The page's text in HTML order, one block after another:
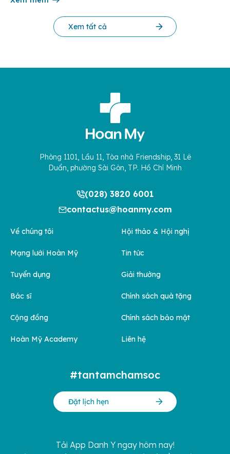
Xem tất cả
Phòng 1101, Lầu 11, Tòa nhà Friendship, 31 Lê
Duẩn, phường Sài Gòn, TP. Hồ Chí Minh
(028) 3820 6001
contactus@hoanmy.com
Về chúng tôi
Mạng lưới Hoàn Mỹ
Tuyển dụng
Bác sĩ
Cộng đồng
Hoàn Mỹ Academy
Hội thảo & Hội nghị
Tin tức
Giải thưởng
Chính sách quà tặng
Chính sách bảo mật
Liên hệ
#tantamchamsoc
Đặt lịch hẹn
Tải App Danh Y ngay hôm nay!